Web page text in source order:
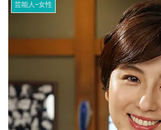
芸能人ｰ女性